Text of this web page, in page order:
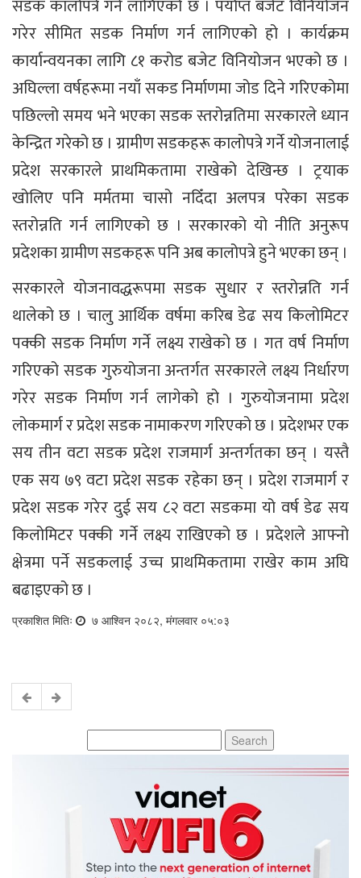
सडक कालोपत्रे गर्न लागिएको छ । पर्याप्त बजेट विनियोजन
गरेर सीमित सडक निर्माण गर्न लागिएको हो । कार्यक्रम
कार्यान्वयनका लागि ८१ करोड बजेट विनियोजन भएको छ ।
अघिल्ला वर्षहरूमा नयाँ सकड निर्माणमा जोड दिने गरिएकोमा
पछिल्लो समय भने भएका सडक स्तरोन्नतिमा सरकारले ध्यान
केन्द्रित गरेको छ । ग्रामीण सडकहरू कालोपत्रे गर्ने योजनालाई
प्रदेश सरकारले प्राथमिकतामा राखेको देखिन्छ । ट्रयाक
खोलिए पनि मर्मतमा चासो नदिँदा अलपत्र परेका सडक
स्तरोन्नति गर्न लागिएको छ । सरकारको यो नीति अनुरूप
प्रदेशका ग्रामीण सडकहरू पनि अब कालोपत्रे हुने भएका छन् ।
सरकारले योजनावद्धरूपमा सडक सुधार र स्तरोन्नति गर्न
थालेको छ । चालु आर्थिक वर्षमा करिब डेढ सय किलोमिटर
पक्की सडक निर्माण गर्ने लक्ष्य राखेको छ । गत वर्ष निर्माण
गरिएको सडक गुरुयोजना अन्तर्गत सरकारले लक्ष्य निर्धारण
गरेर सडक निर्माण गर्न लागेको हो । गुरुयोजनामा प्रदेश
लोकमार्ग र प्रदेश सडक नामाकरण गरिएको छ । प्रदेशभर एक
सय तीन वटा सडक प्रदेश राजमार्ग अन्तर्गतका छन् । यस्तै
एक सय ७९ वटा प्रदेश सडक रहेका छन् । प्रदेश राजमार्ग र
प्रदेश सडक गरेर दुई सय ८२ वटा सडकमा यो वर्ष डेढ सय
किलोमिटर पक्की गर्ने लक्ष्य राखिएको छ । प्रदेशले आफ्नो
क्षेत्रमा पर्ने सडकलाई उच्च प्राथमिकतामा राखेर काम अघि
बढाइएको छ ।
प्रकाशित मितिः ७ आश्विन २०८२, मंगलवार ०५:०३
for: